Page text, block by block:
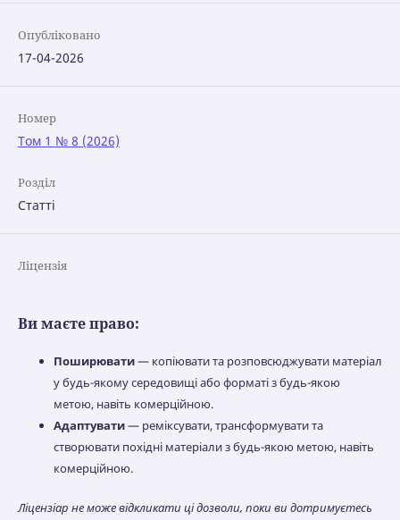
Опубліковано
17-04-2026
Номер
Том 1 № 8 (2026)
Розділ
Статті
Ліцензія
Ви маєте право:
Поширювати— копіювати та розповсюджувати матеріал
у будь-якому середовищі або форматі з будь-якою
метою, навіть комерційною.
Адаптувати— реміксувати, трансформувати та
створювати похідні матеріали з будь-якою метою, навіть
комерційною.
Ліцензіар не може відкликати ці дозволи, поки ви дотримуєтесь